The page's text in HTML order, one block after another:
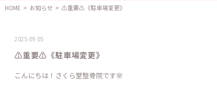
スタッフ一覧
HOME > お知らせ > ⚠️重要⚠️《駐車場変更》
2025.09.05
⚠️重要⚠️《駐車場変更》
こんにちは！さくら堂整骨院です🌸